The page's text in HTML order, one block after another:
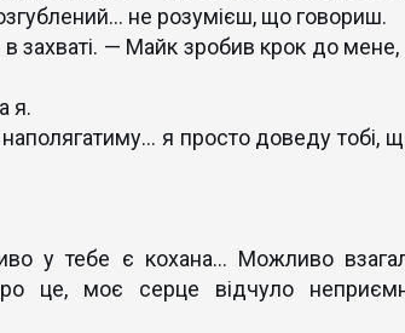
не розумієш, що говориш.
захваті. — Майк зробив крок до мене,
я.
я просто доведу тобі,
у тебе є кохана… Можливо
це, моє серце відчуло